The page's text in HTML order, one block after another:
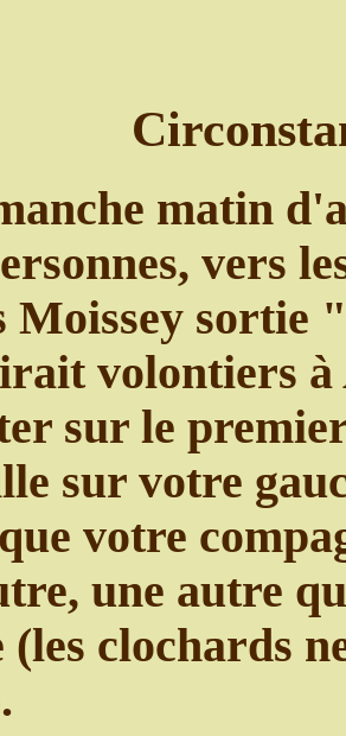
matin
vers
Moissey sortie
volontiers
sur le
sur votre
votre
une autre
clochards